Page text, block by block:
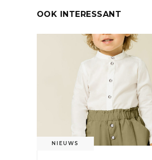
OOK INTERESSANT
NIEUWS